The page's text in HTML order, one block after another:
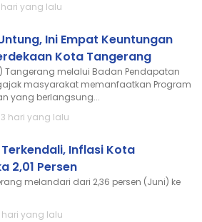
hari yang lalu
Ini Empat Keuntungan
Kota Tangerang
Tangerang melalui Badan Pendapatan
masyarakat memanfaatkan Program
yang berlangsung...
3 hari yang lalu
Inflasi Kota
2,01 Persen
melandari dari 2,36 persen (Juni) ke
hari yang lalu